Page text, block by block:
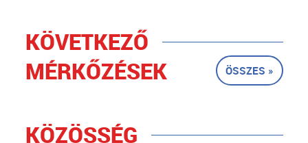
KÖVETKEZŐ
MÉRKŐZÉSEK
ÖSSZES »
KÖZÖSSÉG